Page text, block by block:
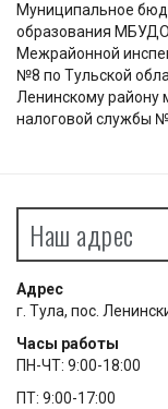
Муниципальное
образования
Межрайонной
№8 по Тульской
Ленинскому району
налоговой службы
Наш адрес
Адрес
г. Тула, пос.
Часы работы
ПН-ЧТ: 9:00-18:00
ПТ: 9:00-17:00